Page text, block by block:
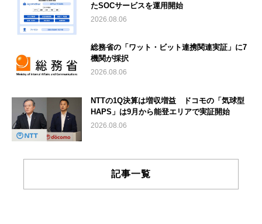
たSOCサービスを運用開始
2026.08.06
総務省の「ワット・ビット連携関連実証」に7
機関が採択
2026.08.06
NTTの1Q決算は増収増益 ドコモの「気球型
HAPS」は9月から能登エリアで実証開始
2026.08.06
記事一覧